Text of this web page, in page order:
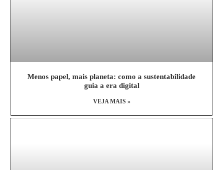
Menos papel, mais planeta: como a sustentabilidade
guia a era digital
VEJA MAIS »